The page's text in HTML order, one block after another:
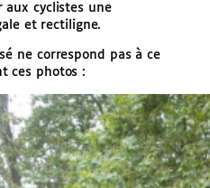
aux cyclistes une
et rectiligne.
ne correspond pas à ce
ces photos :